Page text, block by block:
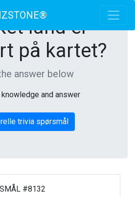
land er
på kartet?
answer below
and answer
trivia spørsmål
#8132